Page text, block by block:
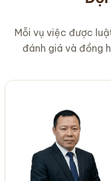
Mỗi vụ việc được
đánh giá và đồng